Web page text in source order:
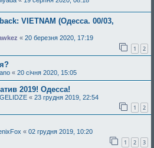
VIETNAM (Одесса. 00/03,
« 20 березня 2020, 17:19
1 2
« 20 січня 2020, 15:05
2019! Одесса!
« 23 грудня 2019, 22:54
1 2
« 02 грудня 2019, 10:20
1 2 3